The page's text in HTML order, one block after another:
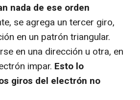
nada de ese orden
se agrega un tercer giro,
en un patrón triangular.
en una dirección u otra, en
impar. Esto lo
giros del electrón no